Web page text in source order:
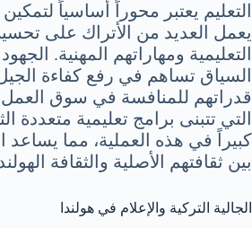
التعليم يعتبر محوراً أساسياً
يعمل العديد من الأتراك على
التعليمية ومهاراتهم المهنية.
السياق تساهم في رفع كفاءة
قدراتهم للمنافسة في سوق العمل
التي تتبنى برامج تعليمية متعددة
كبيراً في هذه العملية، مما
بين ثقافتهم الأصلية والثقافة
الجالية التركية والإعلام في هولندا